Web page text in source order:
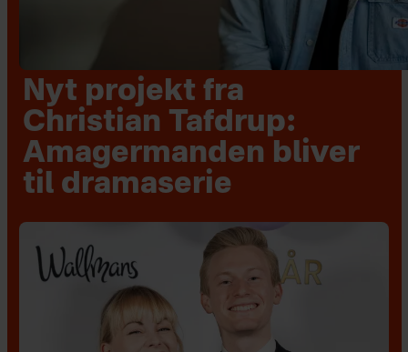
Nyt projekt fra
Christian Tafdrup:
Amagermanden bliver
til dramaserie